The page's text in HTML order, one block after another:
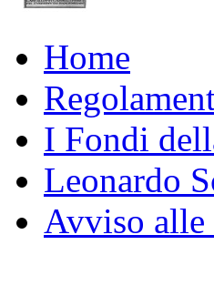
Home
I Fondi
Leonardo
Avviso alle